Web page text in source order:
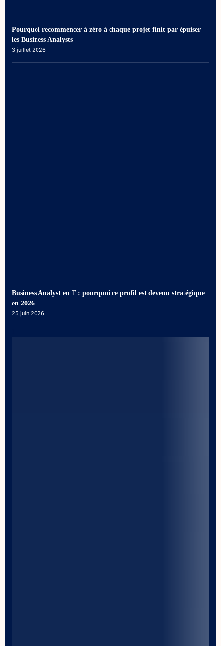
Pourquoi recommencer à zéro à chaque projet finit par épuiser
les Business Analysts
3 juillet 2026
Business Analyst en T : pourquoi ce profil est devenu stratégique
en 2026
25 juin 2026